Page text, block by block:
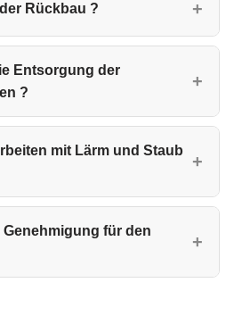
Rückbau ?
Entsorgung der
?
mit Lärm und Staub
für den